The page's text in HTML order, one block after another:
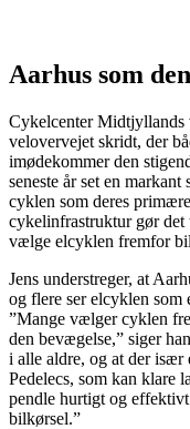
Aarhus som
Cykelcenter Midtjyllands
velovervejet skridt, der
imødekommer den
seneste år set en
cyklen som deres
cykelinfrastruktur gør det
vælge elcyklen fremfor
Jens understreger, at
og flere ser elcyklen
”Mange vælger cyklen
den bevægelse,” siger
i alle aldre, og at der især
Pedelecs, som kan klare
pendle hurtigt og
bilkørsel.”